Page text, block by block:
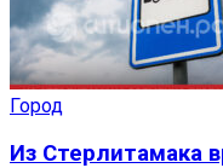
Город
Из Стерлитамака